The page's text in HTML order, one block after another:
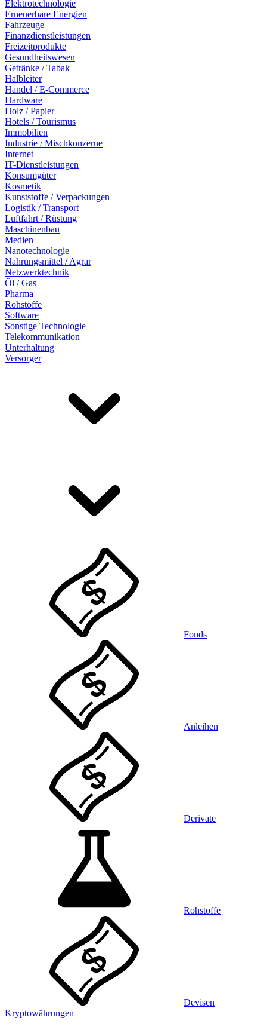
Elektrotechnologie
Erneuerbare Energien
Fahrzeuge
Finanzdienstleistungen
Freizeitprodukte
Gesundheitswesen
Getränke / Tabak
Halbleiter
Handel / E-Commerce
Hardware
Holz / Papier
Hotels / Tourismus
Immobilien
Industrie / Mischkonzerne
Internet
IT-Dienstleistungen
Konsumgüter
Kosmetik
Kunststoffe / Verpackungen
Logistik / Transport
Luftfahrt / Rüstung
Maschinenbau
Medien
Nanotechnologie
Nahrungsmittel / Agrar
Netzwerktechnik
Öl / Gas
Pharma
Rohstoffe
Software
Sonstige Technologie
Telekommunikation
Unterhaltung
Versorger
Fonds
Anleihen
Derivate
Rohstoffe
Devisen
Kryptowährungen